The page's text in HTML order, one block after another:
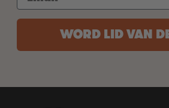
WORD LID VAN